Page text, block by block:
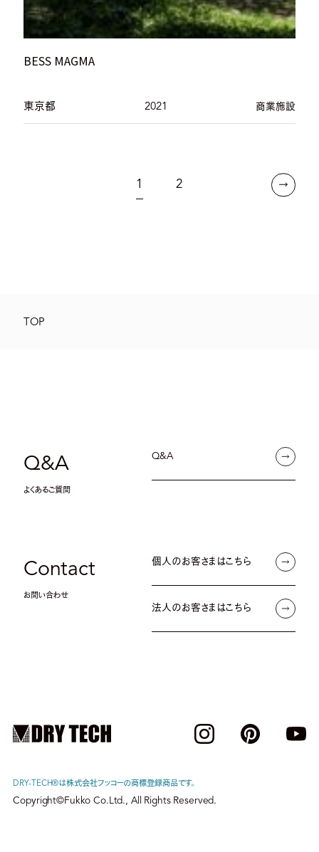
BESS MAGMA
東京都 2021 商業施設
1 2
TOP
Q&A
よくあるご質問
Q&A
Contact
お問い合わせ
個人のお客さまはこちら
法人のお客さまはこちら
Copyright©Fukko Co.Ltd., All Rights Reserved.
DRY-TECH®︎は株式会社フッコーの商標登録商品です。